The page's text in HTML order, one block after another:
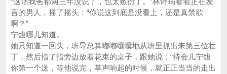
言的男人，摇了摇头：“你说这到底是没看上，还是真禁欲
啊？”
宁馥哪儿知道。
她只知道一回头，班导总算嘟嘟囔囔地从班里抓出来第三位壮
丁，然后指了指旁边放着花束的桌子，跟她说：“待会儿宁馥
你第一个送，等他说完，掌声响起的时候，就正正当当的走出